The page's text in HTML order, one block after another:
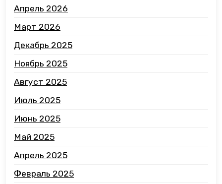
Апрель 2026
Март 2026
Декабрь 2025
Ноябрь 2025
Август 2025
Июль 2025
Июнь 2025
Май 2025
Апрель 2025
Февраль 2025